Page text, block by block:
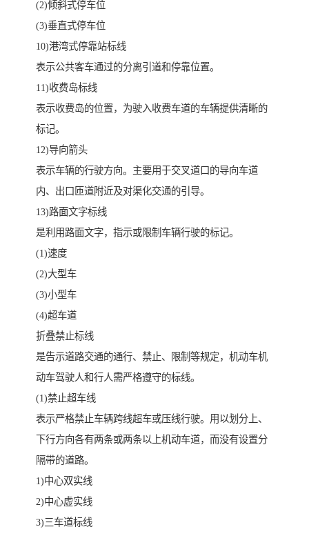
(2)倾斜式停车位
(3)垂直式停车位
10)港湾式停靠站标线
表示公共客车通过的分离引道和停靠位置。
11)收费岛标线
表示收费岛的位置，为驶入收费车道的车辆提供清晰的
标记。
12)导向箭头
表示车辆的行驶方向。主要用于交叉道口的导向车道
内、出口匝道附近及对渠化交通的引导。
13)路面文字标线
是利用路面文字，指示或限制车辆行驶的标记。
(1)速度
(2)大型车
(3)小型车
(4)超车道
折叠禁止标线
是告示道路交通的通行、禁止、限制等规定，机动车机
动车驾驶人和行人需严格遵守的标线。
(1)禁止超车线
表示严格禁止车辆跨线超车或压线行驶。用以划分上、
下行方向各有两条或两条以上机动车道，而没有设置分
隔带的道路。
1)中心双实线
2)中心虚实线
3)三车道标线